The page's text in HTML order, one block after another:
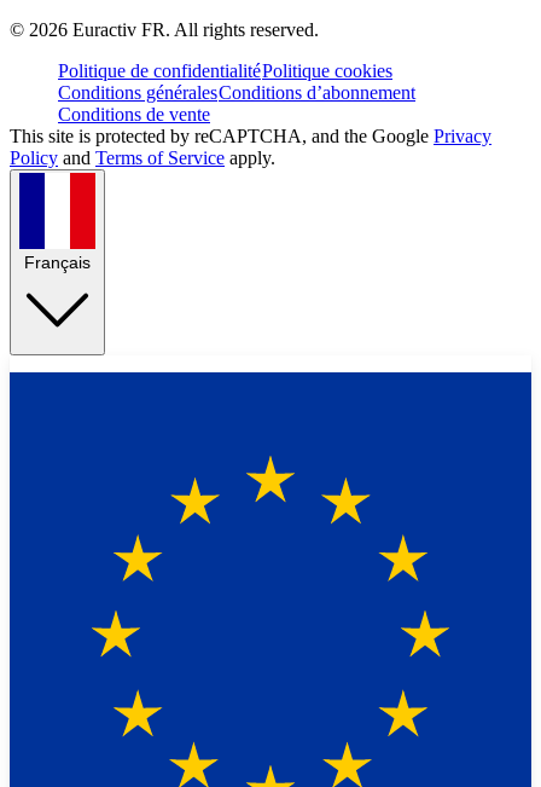
© 2026 Euractiv FR. All rights reserved.
Politique de confidentialitéPolitique cookies
Conditions généralesConditions d’abonnement
Conditions de vente
This site is protected by reCAPTCHA, and the Google Privacy
Policy and Terms of Service apply.
Français